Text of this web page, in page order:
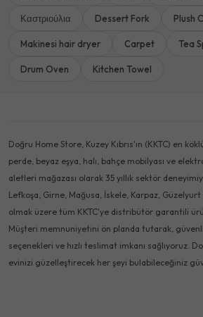
Καστριούλια Dessert Fork Plush
Makinesi hair dryer Carpet Tea
Drum Oven Kitchen Towel
Doğru Home Store, Kuzey Kıbrıs'ın (KKTC) en
perde, beyaz eşya, halı, bahçe mobilyası ve
aletleri mağazası olarak 35 yıllık sektör
Lefkoşa, Girne, Mağusa, İskele, Karpaz,
olmak üzere tüm KKTC'ye distribütör garantili
Müşteri memnuniyetini ön planda tutarak,
seçenekleri ve hızlı teslimat imkanı sağlıyoruz.
evinizi güzelleştirecek her şeyi bulabileceğiniz